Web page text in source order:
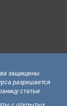
защищены.
разрешается
статьи.